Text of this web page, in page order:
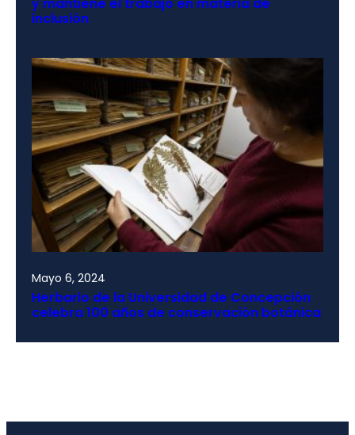
inclusión
Mayo 6, 2024
Herbario de la Universidad de Concepción
celebra 100 años de conservación botánica